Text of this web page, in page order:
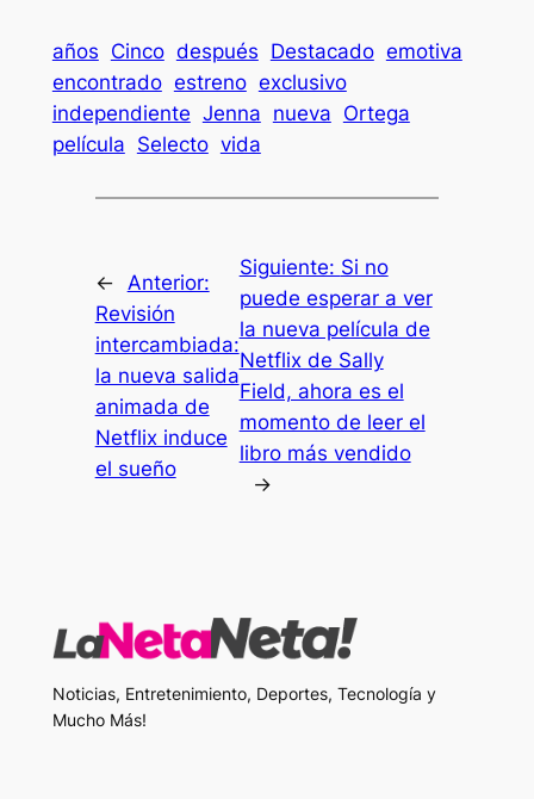
años Cinco después Destacado emotiva
encontrado estreno exclusivo
independiente Jenna nueva Ortega
película Selecto vida
← Anterior:
Revisión
intercambiada:
la nueva salida
animada de
Netflix induce
el sueño
Siguiente: Si no
puede esperar a ver
la nueva película de
Netflix de Sally
Field, ahora es el
momento de leer el
libro más vendido
→
Noticias, Entretenimiento, Deportes, Tecnología y
Mucho Más!